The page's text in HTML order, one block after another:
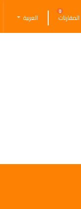
المقارنات
0
العربية